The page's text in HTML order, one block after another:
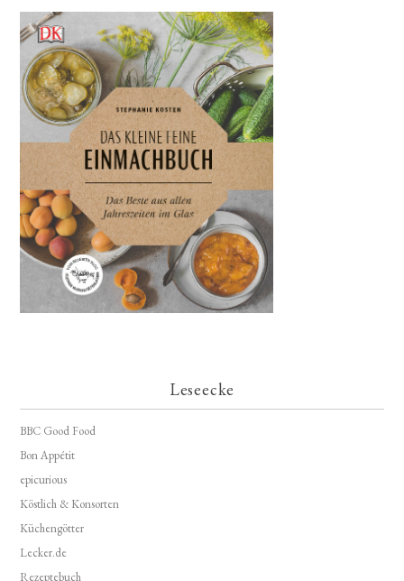
Leseecke
BBC Good Food
Bon Appétit
epicurious
Köstlich & Konsorten
Küchengötter
Lecker.de
Rezeptebuch